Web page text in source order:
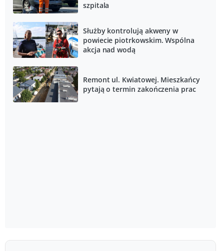
szpitala
Służby kontrolują akweny w
powiecie piotrkowskim. Wspólna
akcja nad wodą
Remont ul. Kwiatowej. Mieszkańcy
pytają o termin zakończenia prac